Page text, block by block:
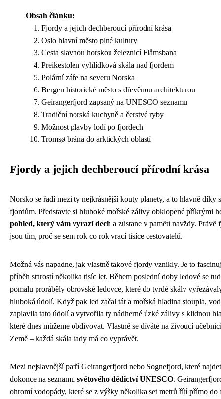
Obsah článku:
Fjordy a jejich dechberoucí přírodní krása
Oslo hlavní město plné kultury
Cesta slavnou horskou železnicí Flåmsbana
Preikestolen vyhlídková skála nad fjordem
Polární záře na severu Norska
Bergen historické město s dřevěnou architekturou
Geirangerfjord zapsaný na UNESCO seznamu
Tradiční norská kuchyně a čerstvé ryby
Možnost plavby lodí po fjordech
Tromsø brána do arktických oblastí
Fjordy a jejich dechberoucí přírodní krása
Norsko se řadí mezi ty nejkrásnější kouty planety, a to hlavně díky
fjordům. Představte si hluboké mořské zálivy obklopené příkrými
pohled, který vám vyrazí dech a zůstane v paměti navždy. Právě
jsou tím, proč se sem rok co rok vrací tisíce cestovatelů.
Možná vás napadne, jak vlastně takové fjordy vznikly. Je to
příběh starostí několika tisíc let. Během poslední doby ledové se
pomalu proráběly obrovské ledovce, které do tvrdé skály
hluboká údolí. Když pak led začal tát a mořská hladina stoupla,
zaplavila tato údolí a vytvořila ty nádherné úzké zálivy s klidnou
které dnes můžeme obdivovat. Vlastně se díváte na živoucí
Země – každá skála tady má co vyprávět.
Mezi nejslavnější patří Geirangerfjord nebo Sognefjord, které
dokonce na seznamu světového dědictví UNESCO.
ohromí vodopády, které se z výšky několika set metrů řítí přímo do